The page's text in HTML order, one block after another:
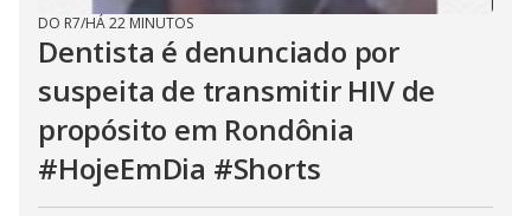
DO R7/HÁ 22 MINUTOS
Dentista é denunciado por
suspeita de transmitir HIV de
propósito em Rondônia
#HojeEmDia #Shorts